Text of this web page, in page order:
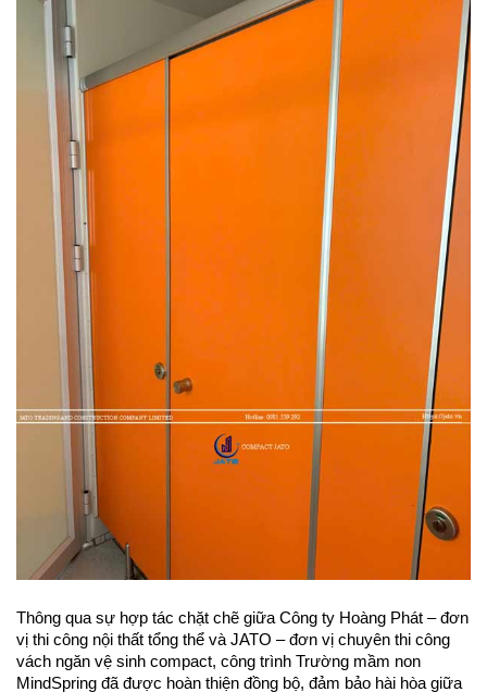
Thông qua sự hợp tác chặt chẽ giữa Công ty Hoàng Phát – đơn
vị thi công nội thất tổng thể và JATO – đơn vị chuyên thi công
vách ngăn vệ sinh compact, công trình Trường mầm non
MindSpring đã được hoàn thiện đồng bộ, đảm bảo hài hòa giữa